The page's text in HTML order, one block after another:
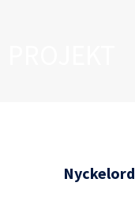
Nyckelord